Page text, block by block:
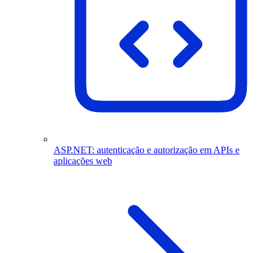
ASP.NET: autenticação e autorização em APIs e
aplicações web